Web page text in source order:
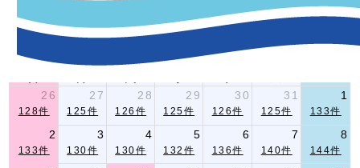
翌月
2026年 8月
26
27 28 29 30 31 1
128件 125件 126件 125件 126件 125件 133件
2 3 4 5 6 7 8
133件 130件 130件 132件 136件 140件 144件